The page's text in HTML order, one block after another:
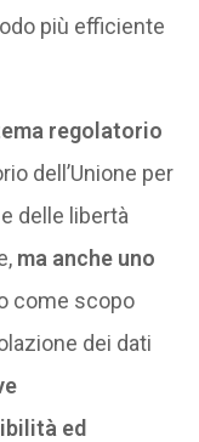
più efficiente
regolatorio
dell’Unione per
delle libertà
ma anche uno
come scopo
dei dati
ed